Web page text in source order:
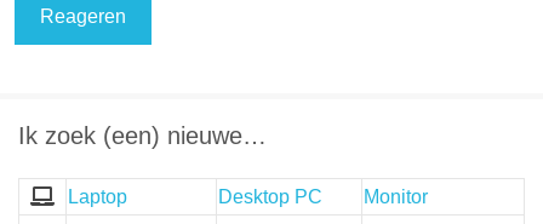
Ik zoek (een) nieuwe…
Laptop Desktop PC
Monitor